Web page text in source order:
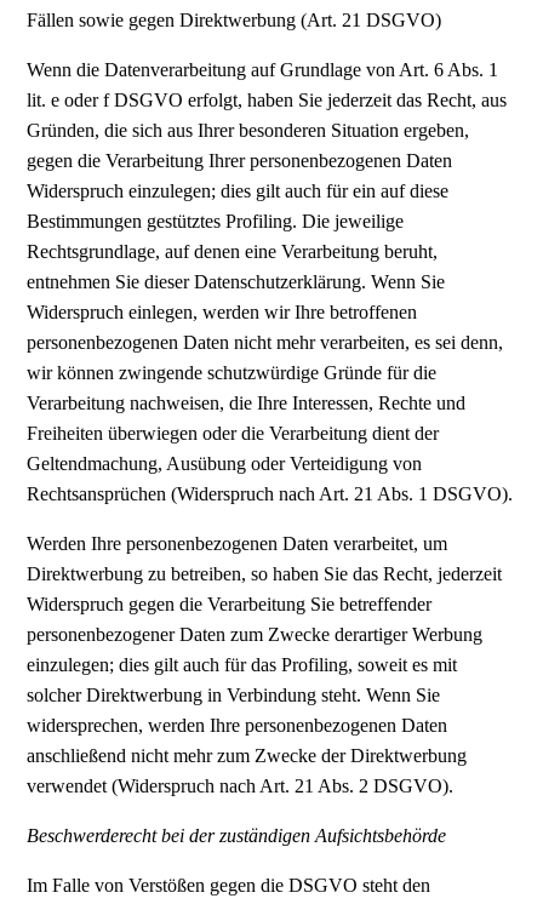
Fällen sowie gegen Direktwerbung (Art. 21 DSGVO)
Wenn die Datenverarbeitung auf Grundlage von Art. 6 Abs. 1
lit. e oder f DSGVO erfolgt, haben Sie jederzeit das Recht, aus
Gründen, die sich aus Ihrer besonderen Situation ergeben,
gegen die Verarbeitung Ihrer personenbezogenen Daten
Widerspruch einzulegen; dies gilt auch für ein auf diese
Bestimmungen gestütztes Profiling. Die jeweilige
Rechtsgrundlage, auf denen eine Verarbeitung beruht,
entnehmen Sie dieser Datenschutzerklärung. Wenn Sie
Widerspruch einlegen, werden wir Ihre betroffenen
personenbezogenen Daten nicht mehr verarbeiten, es sei denn,
wir können zwingende schutzwürdige Gründe für die
Verarbeitung nachweisen, die Ihre Interessen, Rechte und
Freiheiten überwiegen oder die Verarbeitung dient der
Geltendmachung, Ausübung oder Verteidigung von
Rechtsansprüchen (Widerspruch nach Art. 21 Abs. 1 DSGVO).
Werden Ihre personenbezogenen Daten verarbeitet, um
Direktwerbung zu betreiben, so haben Sie das Recht, jederzeit
Widerspruch gegen die Verarbeitung Sie betreffender
personenbezogener Daten zum Zwecke derartiger Werbung
einzulegen; dies gilt auch für das Profiling, soweit es mit
solcher Direktwerbung in Verbindung steht. Wenn Sie
widersprechen, werden Ihre personenbezogenen Daten
anschließend nicht mehr zum Zwecke der Direktwerbung
verwendet (Widerspruch nach Art. 21 Abs. 2 DSGVO).
Beschwerderecht bei der zuständigen Aufsichtsbehörde
Im Falle von Verstößen gegen die DSGVO steht den